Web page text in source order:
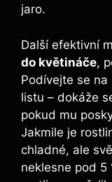
jaro.
Další efektivní
do ⁢květináče,
Podívejte se
listu – dokáže
pokud mu
Jakmile je
chladné, ale
neklesne pod 5